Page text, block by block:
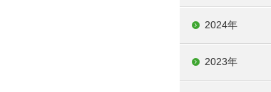
2024年
2023年